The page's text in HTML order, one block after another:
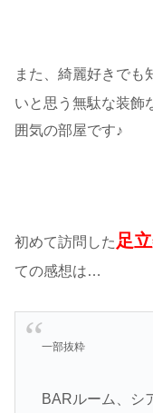
また、綺麗好きでも
いと思う無駄な装飾
囲気の部屋です♪
初めて訪問した 足
ての感想は…
一部抜粋
BARルーム、シ